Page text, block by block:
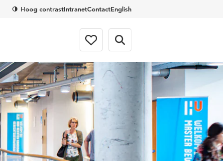
Hoog contrastIntranetContactEnglish